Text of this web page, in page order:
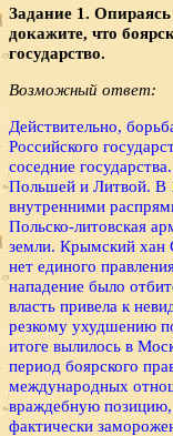
Задание 1.
докажите, что
государство.
Возможный ответ:
Действительно,
Российского
соседние
Польшей и Литвой. В
внутренними
Польско-литовская
земли. Крымский хан
нет единого
нападение было
власть привела к
резкому ухудшению
итоге вылилось в
период боярского
международных
враждебную
фактически